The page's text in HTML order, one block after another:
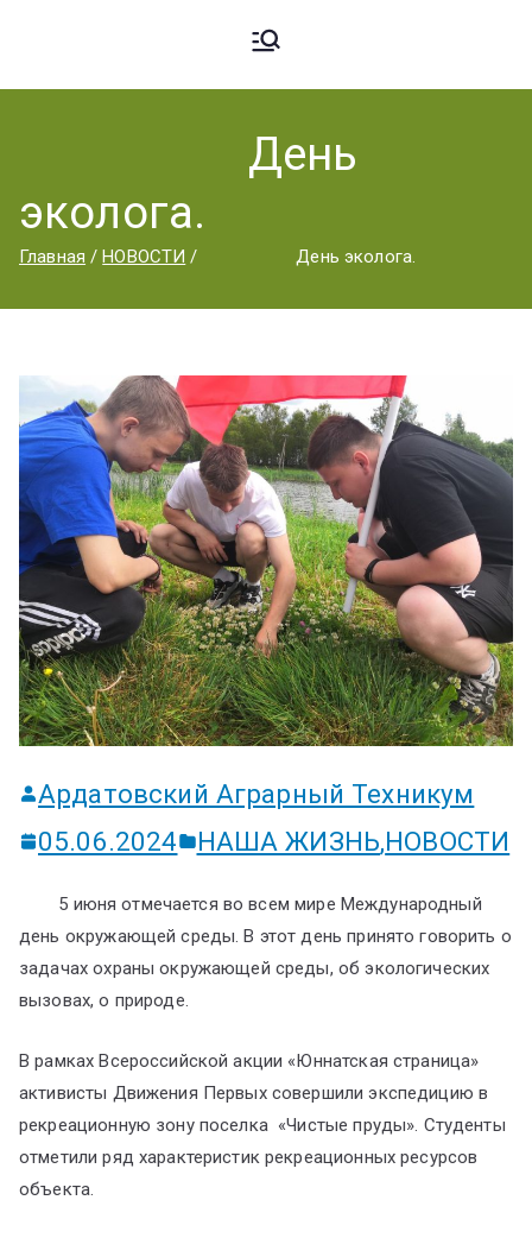
Ардато
вский
Аграрн
ый
Техник
ум
аграрный
День
эколога.
Главная НОВОСТИ День эколога.
Ардатовский Аграрный Техникум
05.06.2024
НАША ЖИЗНЬ,НОВОСТИ
5 июня отмечается во всем мире Международный
день окружающей среды. В этот день принято говорить о
задачах охраны окружающей среды, об экологических
вызовах, о природе.
В рамках Всероссийской акции «Юннатская страница»
активисты Движения Первых совершили экспедицию в
рекреационную зону поселка «Чистые пруды». Студенты
отметили ряд характеристик рекреационных ресурсов
объекта.